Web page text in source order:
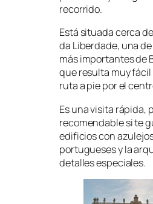
recorrido.
Está situada cerca
da Liberdade, una
más importantes de
que resulta muy
ruta a pie por el
Es una visita rápida,
recomendable si te
edificios con
portugueses y la
detalles especiales.